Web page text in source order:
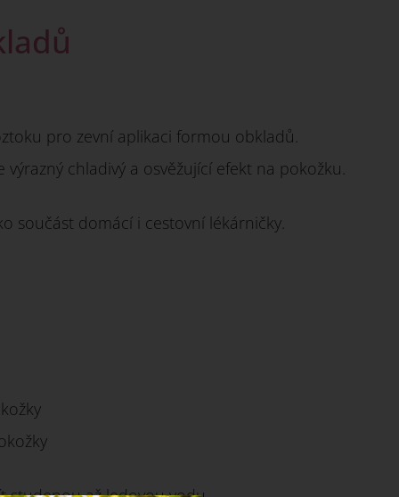
pro zevní aplikaci formou obkladů.
chladivý a osvěžující efekt na pokožku.
součást domácí i cestovní lékárničky.